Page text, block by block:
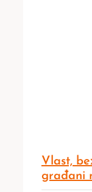
Vlast,
građani